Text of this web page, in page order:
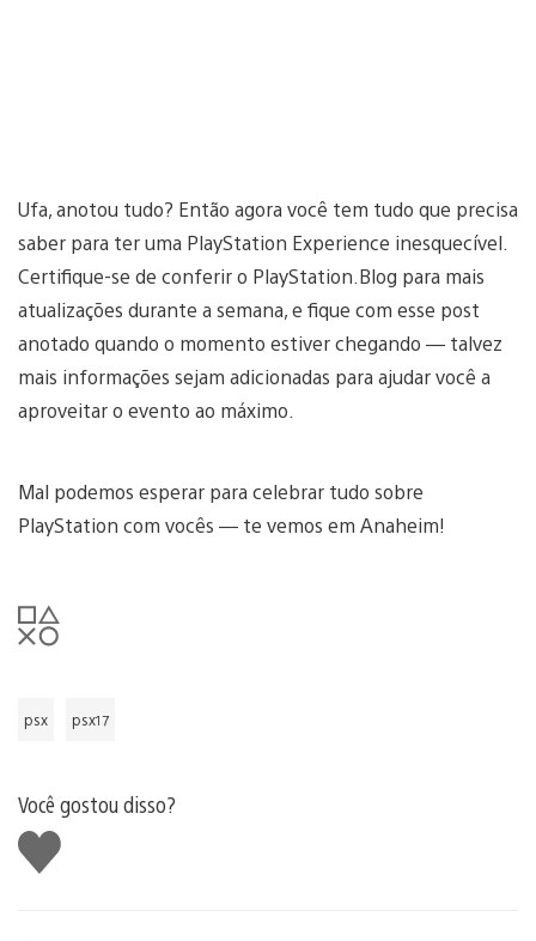
Ufa, anotou tudo? Então agora você tem tudo que precisa
saber para ter uma PlayStation Experience inesquecível.
Certifique-se de conferir o PlayStation.Blog para mais
atualizações durante a semana, e fique com esse post
anotado quando o momento estiver chegando — talvez
mais informações sejam adicionadas para ajudar você a
aproveitar o evento ao máximo.
Mal podemos esperar para celebrar tudo sobre
PlayStation com vocês — te vemos em Anaheim!
psx psx17
Você gostou disso?
Curtir